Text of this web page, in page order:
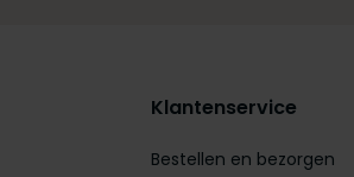
Klantenservice
Bestellen en bezorgen